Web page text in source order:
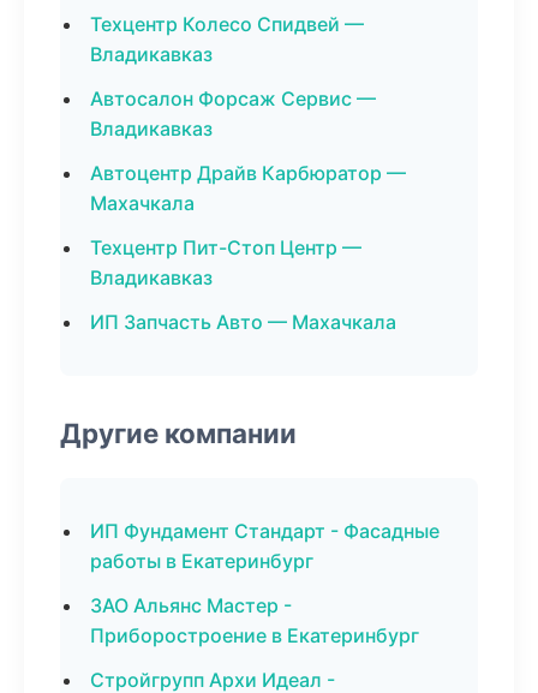
Техцентр Колесо Спидвей —
Владикавказ
Автосалон Форсаж Сервис —
Владикавказ
Автоцентр Драйв Карбюратор —
Махачкала
Техцентр Пит-Стоп Центр —
Владикавказ
ИП Запчасть Авто — Махачкала
Другие компании
ИП Фундамент Стандарт - Фасадные
работы в Екатеринбург
ЗАО Альянс Мастер -
Приборостроение в Екатеринбург
Стройгрупп Архи Идеал -